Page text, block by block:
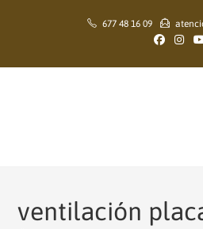
677 48 16 09
ventilación